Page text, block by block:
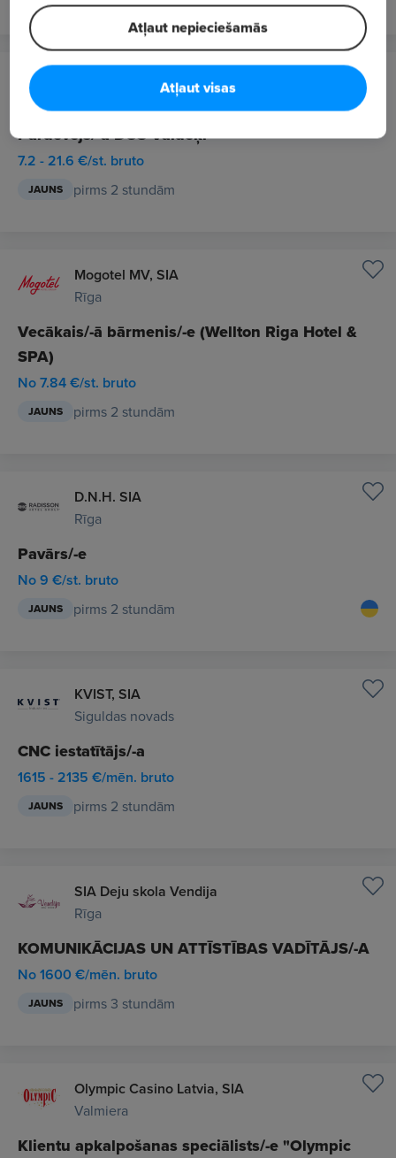
Pārdevējs/-a DUS Valdeķi
7.2 - 21.6 €/st. bruto
JAUNS pirms 2 stundām
Mogotel MV, SIA
Rīga
Vecākais/-ā bārmenis/-e (Wellton Riga Hotel &
SPA)
No 7.84 €/st. bruto
JAUNS pirms 2 stundām
D.N.H. SIA
Rīga
Pavārs/-e
No 9 €/st. bruto
JAUNS pirms 2 stundām
KVIST, SIA
Siguldas novads
CNC iestatītājs/-a
1615 - 2135 €/mēn. bruto
JAUNS pirms 2 stundām
SIA Deju skola Vendija
Rīga
KOMUNIKĀCIJAS UN ATTĪSTĪBAS VADĪTĀJS/-A
No 1600 €/mēn. bruto
JAUNS pirms 3 stundām
Olympic Casino Latvia, SIA
Valmiera
Klientu apkalpošanas speciālists/-e "Olympic
Atļaut nepieciešamās
Atļaut visas